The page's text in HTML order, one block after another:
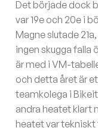
Det började dock
var 19e och 20e i
Magne slutade
ingen skugga falla
är med i VM-
och detta året är
teamkolega i
andra heatet klart
heatet var